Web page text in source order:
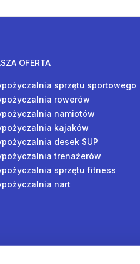
OFERTA
sprzętu sportowego
rowerów
namiotów
kajaków
desek SUP
trenażerów
sprzętu fitness
nart